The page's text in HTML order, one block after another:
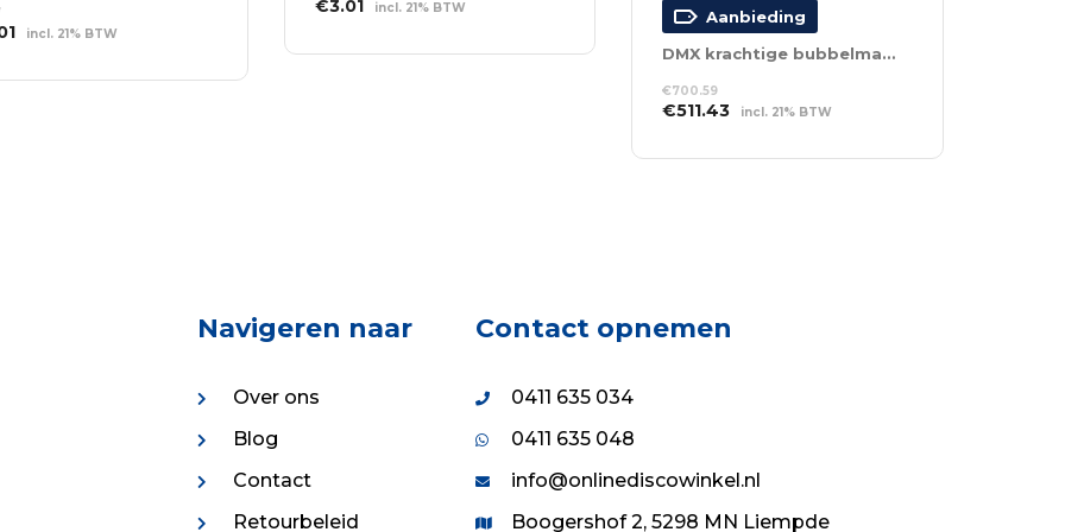
Huidige
is:
incl. 21% BTW
Oorspronkelijke
was:
€3.01Huidige
is:
incl. 21% BTW
WINKELWAGEN
Aanbieding
DMX krachtige bubbelmachine
€700.59
Oorspronkelijke
was:
€511.43Huidige
is:
incl. 21% BTW
WINKELWAGEN
Navigeren naar
Over ons
Blog
Contact
Retourbeleid
Contact opnemen
0411 635 034
0411 635 048
info@onlinediscowinkel.nl
Boogershof 2, 5298 MN Liempde